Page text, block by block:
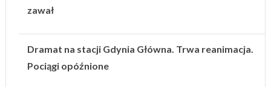
zawał
Dramat na stacji Gdynia Główna. Trwa reanimacja.
Pociągi opóźnione